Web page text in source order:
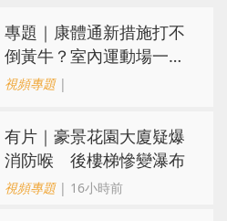
專題｜康體通新措施打不
倒黃牛？室內運動場一場
難求越炒越貴
視頻專題|
有片｜豪景花園大廈疑爆
消防喉 後樓梯慘變瀑布
視頻專題| 16小時前